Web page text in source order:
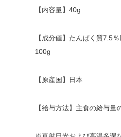
【内容量】40g
【成分値】たんぱく質7.5
【原産国】日本
【給与方法】主食の給与